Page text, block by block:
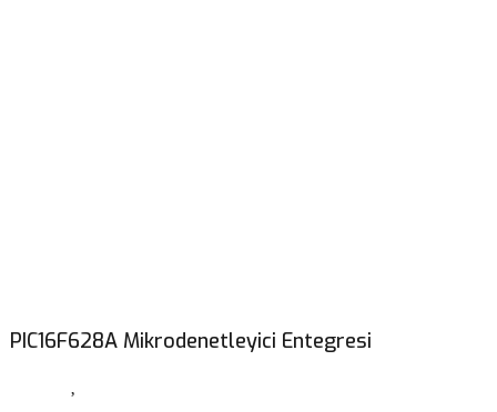
PIC16F628A Mikrodenetleyici Entegresi